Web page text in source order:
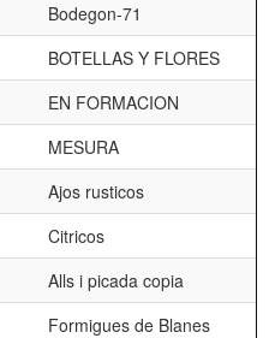
Bodegon-71
BOTELLAS Y FLORES
EN FORMACION
MESURA
Ajos rusticos
Citricos
Alls i picada copia
Formigues de Blanes